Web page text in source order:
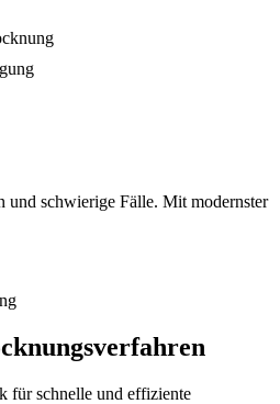
und schwierige Fälle. Mit modernster
für schnelle und effiziente